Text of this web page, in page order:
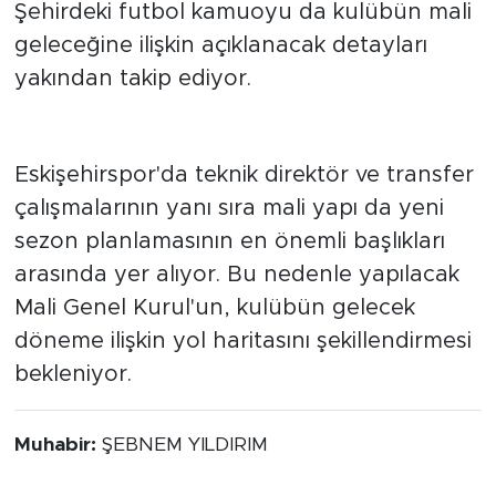
Şehirdeki futbol kamuoyu da kulübün mali
geleceğine ilişkin açıklanacak detayları
yakından takip ediyor.
toplantı
Eskişehirspor'da teknik direktör ve transfer
çalışmalarının yanı sıra mali yapı da yeni
sezon planlamasının en önemli başlıkları
arasında yer alıyor. Bu nedenle yapılacak
Mali Genel Kurul'un, kulübün gelecek
döneme ilişkin yol haritasını şekillendirmesi
bekleniyor.